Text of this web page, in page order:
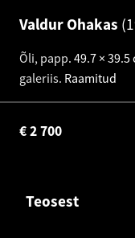
Valdur Ohakas
Õli, papp. 49.7 × 39.5
galeriis. Raamitud
2 700
€
Teosest